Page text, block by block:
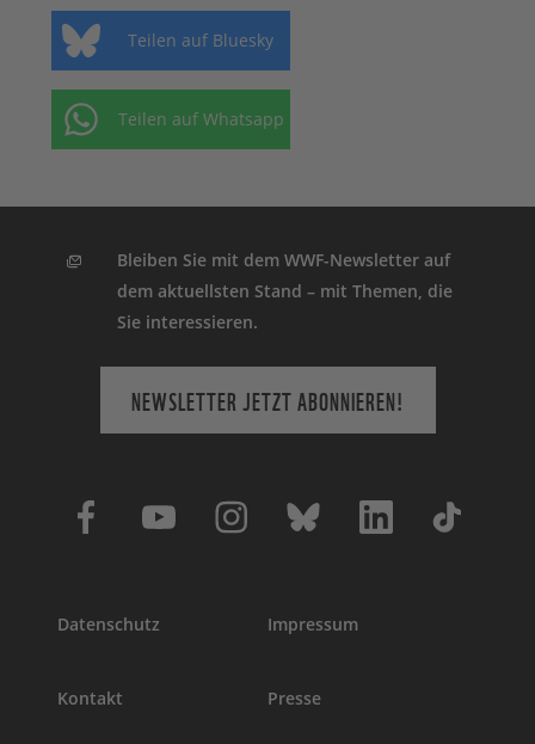
Teilen auf Bluesky
Teilen auf Whatsapp
Bleiben Sie mit dem WWF-Newsletter auf
dem aktuellsten Stand – mit Themen, die
Sie interessieren.
NEWSLETTER JETZT ABONNIEREN!
Datenschutz Impressum
Kontakt Presse